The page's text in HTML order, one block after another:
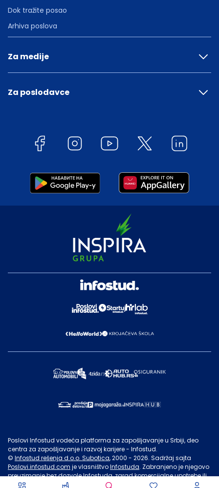
Dok tražite posao
Arhiva poslova
Za medije
Za poslodavce
Poslovi Infostud vodeća platforma za zapošljavanje u Srbiji, deo
centra za zapošljavanje i razvoj karijere - Infostud.
© Infostud rešenja d.o.o. Subotica, 2000 - 2026. Sadržaj sajta
Poslovi.infostud.com je vlasništvoInfostuda. Zabranjeno je njegovo
preuzimanje bez dozvoleInfostuda, zarad komercijalne upotrebe ili
u druge svrhe, osim za lične potrebe posetilaca sajta.